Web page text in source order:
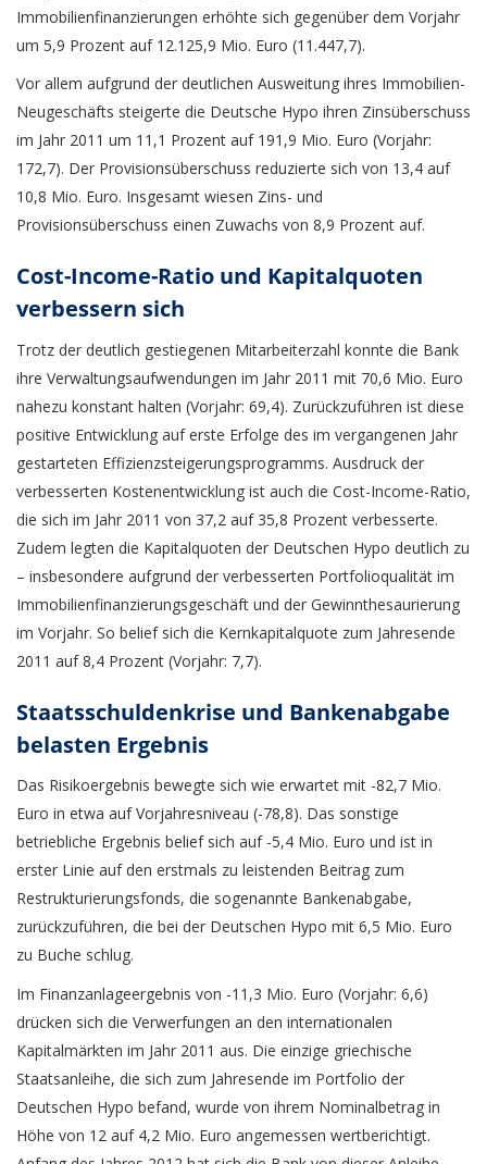
Immobilienfinanzierungen erhöhte sich gegenüber dem Vorjahr
um 5,9 Prozent auf 12.125,9 Mio. Euro (11.447,7).
Vor allem aufgrund der deutlichen Ausweitung ihres Immobilien-
Neugeschäfts steigerte die Deutsche Hypo ihren Zinsüberschuss
im Jahr 2011 um 11,1 Prozent auf 191,9 Mio. Euro (Vorjahr:
172,7). Der Provisionsüberschuss reduzierte sich von 13,4 auf
10,8 Mio. Euro. Insgesamt wiesen Zins- und
Provisionsüberschuss einen Zuwachs von 8,9 Prozent auf.
Cost-Income-Ratio und Kapitalquoten
verbessern sich
Trotz der deutlich gestiegenen Mitarbeiterzahl konnte die Bank
ihre Verwaltungsaufwendungen im Jahr 2011 mit 70,6 Mio. Euro
nahezu konstant halten (Vorjahr: 69,4). Zurückzuführen ist diese
positive Entwicklung auf erste Erfolge des im vergangenen Jahr
gestarteten Effizienzsteigerungsprogramms. Ausdruck der
verbesserten Kostenentwicklung ist auch die Cost-Income-Ratio,
die sich im Jahr 2011 von 37,2 auf 35,8 Prozent verbesserte.
Zudem legten die Kapitalquoten der Deutschen Hypo deutlich zu
– insbesondere aufgrund der verbesserten Portfolioqualität im
Immobilienfinanzierungsgeschäft und der Gewinnthesaurierung
im Vorjahr. So belief sich die Kernkapitalquote zum Jahresende
2011 auf 8,4 Prozent (Vorjahr: 7,7).
Staatsschuldenkrise und Bankenabgabe
belasten Ergebnis
Das Risikoergebnis bewegte sich wie erwartet mit -82,7 Mio.
Euro in etwa auf Vorjahresniveau (-78,8). Das sonstige
betriebliche Ergebnis belief sich auf -5,4 Mio. Euro und ist in
erster Linie auf den erstmals zu leistenden Beitrag zum
Restrukturierungsfonds, die sogenannte Bankenabgabe,
zurückzuführen, die bei der Deutschen Hypo mit 6,5 Mio. Euro
zu Buche schlug.
Im Finanzanlageergebnis von -11,3 Mio. Euro (Vorjahr: 6,6)
drücken sich die Verwerfungen an den internationalen
Kapitalmärkten im Jahr 2011 aus. Die einzige griechische
Staatsanleihe, die sich zum Jahresende im Portfolio der
Deutschen Hypo befand, wurde von ihrem Nominalbetrag in
Höhe von 12 auf 4,2 Mio. Euro angemessen wertberichtigt.